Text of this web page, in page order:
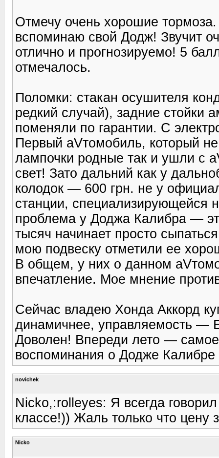
Отмечу очень хорошие
вспоминаю свой Додж! Звучит
отлично и прогнозируемо! 5
отмечалось.
Поломки: стакан осушителя
редкий случай), задние стойки
поменяли по гарантии. С
Первый аVтомобиль, который
лампочки родные так и ушли с
свет! Зато дальний как у
колодок — 600 грн. не у
станции, специализирующейся
проблема у Доджа Калибра —
тысяч начинает просто
мою подвеску отметили ее
В общем, у них о данном
впечатление. Мое мнение
Сейчас владею Хонда Аккорд
динамичнее, управляемость —
Доволен! Впереди лето —
воспоминания о Додже
novichek
Nicko,:rolleyes: Я всегда
классе!)) Жаль только что цену
Nicko